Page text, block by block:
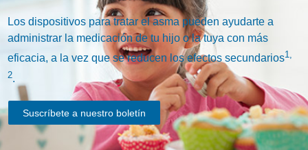
Los dispositivos para tratar el asma pueden ayudarte a
administrar la medicación de tu hijo o la tuya con más
eficacia, a la vez que se reducen los efectos secundarios1,
2.
Suscríbete a nuestro boletín